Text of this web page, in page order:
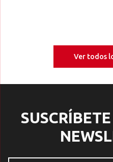
Ver todos